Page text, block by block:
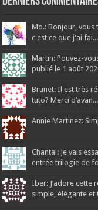
Mo.: Bonjour, vous
c'est ce que j'ai fai...
Martin: Pouvez-
publié le 1 août
Brunet: Il est très
tuto? Merci d’avan...
Annie Martinez:
Chantal: Je vais
entrée trilogie de
Iber: J’adore cette
simple, élégante et